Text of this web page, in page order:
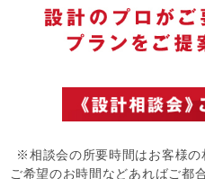
※相談会の所要時間はお客様の
ご希望のお時間などあればご都